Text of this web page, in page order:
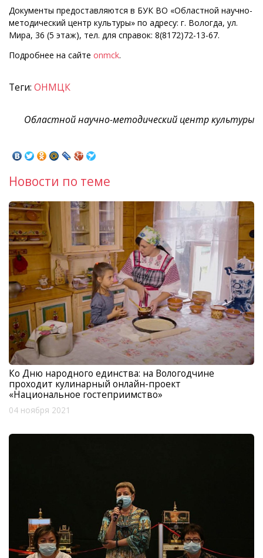
Документы предоставляются в БУК ВО «Областной научно-
методический центр культуры» по адресу: г. Вологда, ул.
Мира, 36 (5 этаж), тел. для справок: 8(8172)72-13-67.
Подробнее на сайте onmck.
Теги: ОНМЦК
Областной научно-методический центр культуры
Новости по теме
Ко Дню народного единства: на Вологодчине
проходит кулинарный онлайн-проект
«Национальное гостеприимство»
04 ноября 2021